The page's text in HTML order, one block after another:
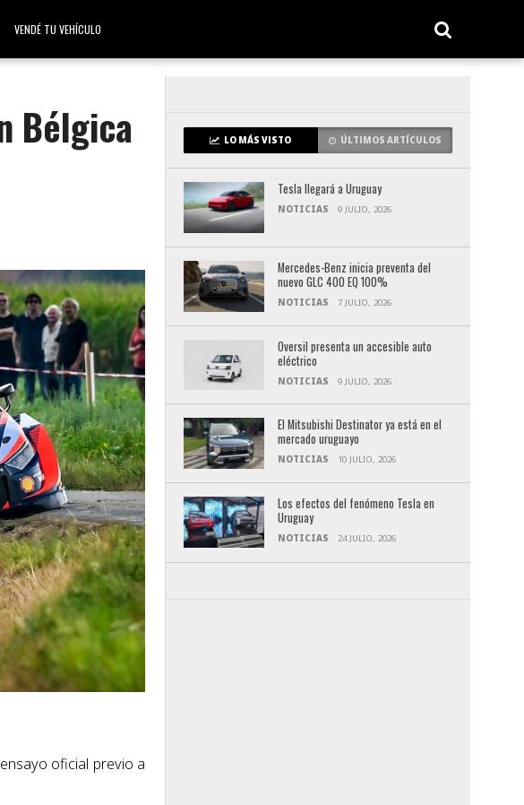
VENDÉ TU VEHÍCULO
Bélgica
oficial previo a
LO MÁS VISTO ÚLTIMOS ARTÍCULOS
Tesla llegará a Uruguay
NOTICIAS 9 JULIO, 2026
Mercedes-Benz inicia preventa del
nuevo GLC 400 EQ 100%
NOTICIAS 7 JULIO, 2026
Oversil presenta un accesible auto
eléctrico
NOTICIAS 9 JULIO, 2026
El Mitsubishi Destinator ya está en el
mercado uruguayo
NOTICIAS 10 JULIO, 2026
Los efectos del fenómeno Tesla en
Uruguay
NOTICIAS 24 JULIO, 2026